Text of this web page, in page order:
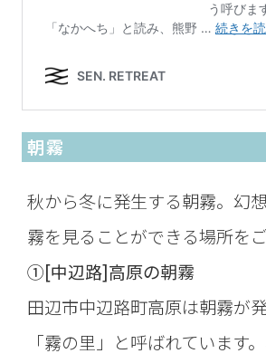
朝霧
秋から冬に発生する朝霧。幻
霧を見ることができる場所をご
①[中辺路]高原の朝霧
田辺市中辺路町高原は朝霧が発
「霧の里」と呼ばれています